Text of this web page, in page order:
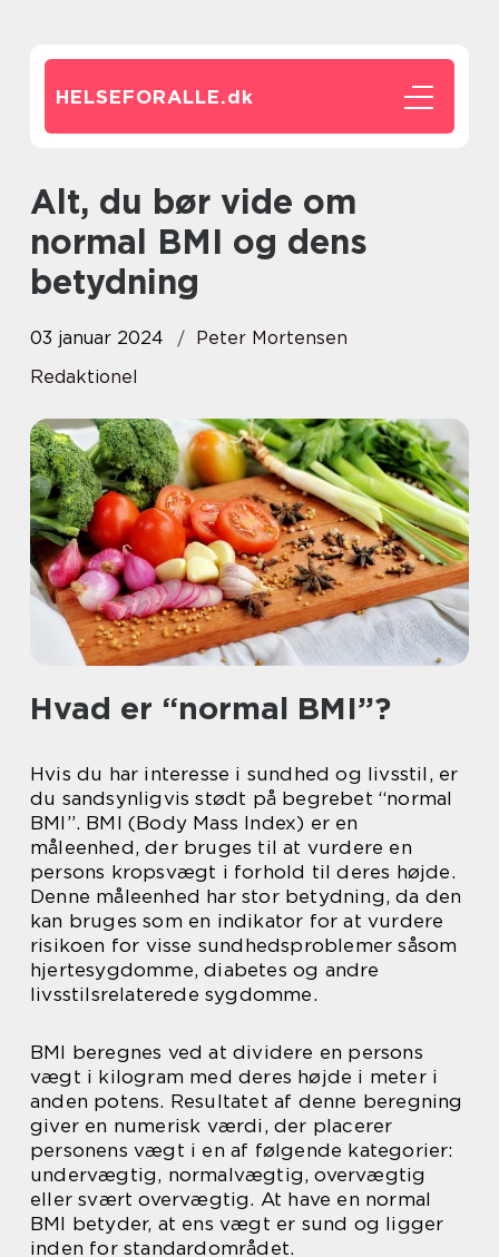
HELSEFORALLE.dk
Alt, du bør vide om
normal BMI og dens
betydning
03 januar 2024
Peter Mortensen
Redaktionel
Hvad er “normal BMI”?
Hvis du har interesse i sundhed og livsstil, er
du sandsynligvis stødt på begrebet “normal
BMI”. BMI (Body Mass Index) er en
måleenhed, der bruges til at vurdere en
persons kropsvægt i forhold til deres højde.
Denne måleenhed har stor betydning, da den
kan bruges som en indikator for at vurdere
risikoen for visse sundhedsproblemer såsom
hjertesygdomme, diabetes og andre
livsstilsrelaterede sygdomme.
BMI beregnes ved at dividere en persons
vægt i kilogram med deres højde i meter i
anden potens. Resultatet af denne beregning
giver en numerisk værdi, der placerer
personens vægt i en af følgende kategorier:
undervægtig, normalvægtig, overvægtig
eller svært overvægtig. At have en normal
BMI betyder, at ens vægt er sund og ligger
inden for standardområdet.